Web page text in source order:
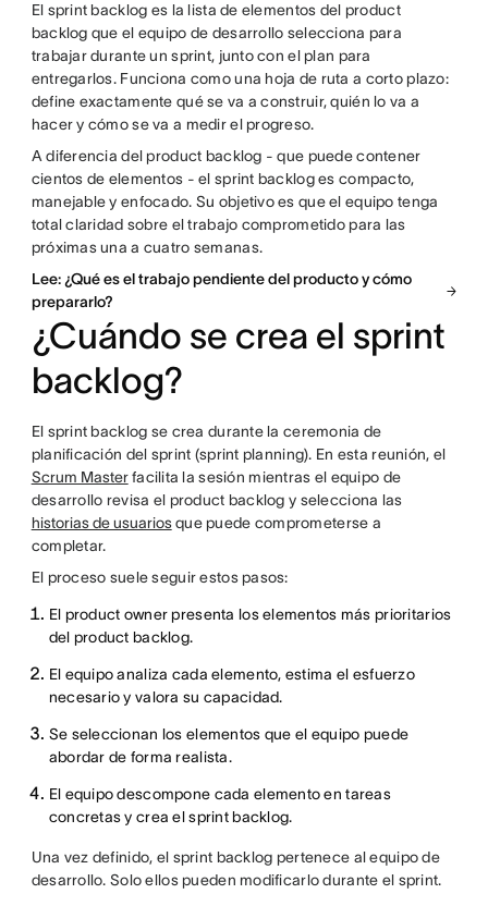
El sprint backlog es la lista de elementos del product
backlog que el equipo de desarrollo selecciona para
trabajar durante un sprint, junto con el plan para
entregarlos. Funciona como una hoja de ruta a corto plazo:
define exactamente qué se va a construir, quién lo va a
hacer y cómo se va a medir el progreso.
A diferencia del product backlog - que puede contener
cientos de elementos - el sprint backlog es compacto,
manejable y enfocado. Su objetivo es que el equipo tenga
total claridad sobre el trabajo comprometido para las
próximas una a cuatro semanas.
Lee: ¿Qué es el trabajo pendiente del producto y cómo
prepararlo?
¿Cuándo se crea el sprint
backlog?
El sprint backlog se crea durante la ceremonia de
planificación del sprint (sprint planning). En esta reunión, el
Scrum Masterfacilita la sesión mientras el equipo de
desarrollo revisa el product backlog y selecciona las
historias de usuariosque puede comprometerse a
completar.
El proceso suele seguir estos pasos:
El product owner presenta los elementos más prioritarios
del product backlog.
El equipo analiza cada elemento, estima el esfuerzo
necesario y valora su capacidad.
Se seleccionan los elementos que el equipo puede
abordar de forma realista.
El equipo descompone cada elemento en tareas
concretas y crea el sprint backlog.
Una vez definido, el sprint backlog pertenece al equipo de
desarrollo. Solo ellos pueden modificarlo durante el sprint.